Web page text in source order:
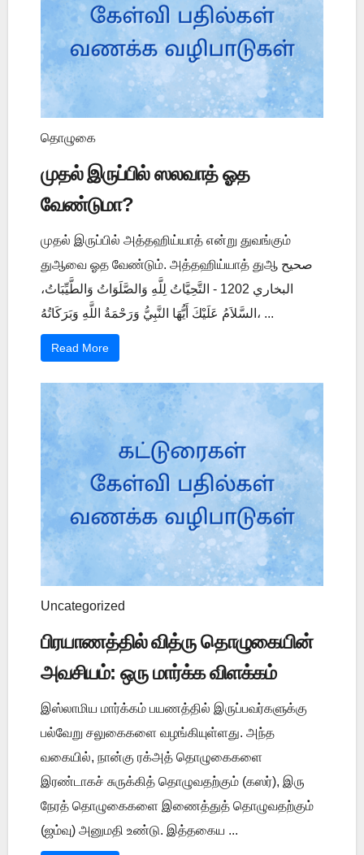
தொழுகை
முதல் இருப்பில் ஸலவாத் ஓத
வேண்டுமா?
முதல் இருப்பில் அத்தஹிய்யாத் என்று துவங்கும்
துஆவை ஓத வேண்டும். அத்தஹிய்யாத் துஆ صحيح
البخاري 1202 - التَّحِيَّاتُ لِلَّهِ وَالصَّلَوَاتُ وَالطَّيِّبَاتُ،
السَّلاَمُ عَلَيْكَ أَيُّهَا النَّبِيُّ وَرَحْمَةُ اللَّهِ وَبَرَكَاتُهُ، ...
Read More
Uncategorized
பிரயாணத்தில் வித்ரு தொழுகையின்
அவசியம்: ஒரு மார்க்க விளக்கம்
இஸ்லாமிய மார்க்கம் பயணத்தில் இருப்பவர்களுக்கு
பல்வேறு சலுகைகளை வழங்கியுள்ளது. அந்த
வகையில், நான்கு ரக்அத் தொழுகைகளை
இரண்டாகச் சுருக்கித் தொழுவதற்கும் (கஸர்), இரு
நேரத் தொழுகைகளை இணைத்துத் தொழுவதற்கும்
(ஜம்வு) அனுமதி உண்டு. இத்தகைய ...